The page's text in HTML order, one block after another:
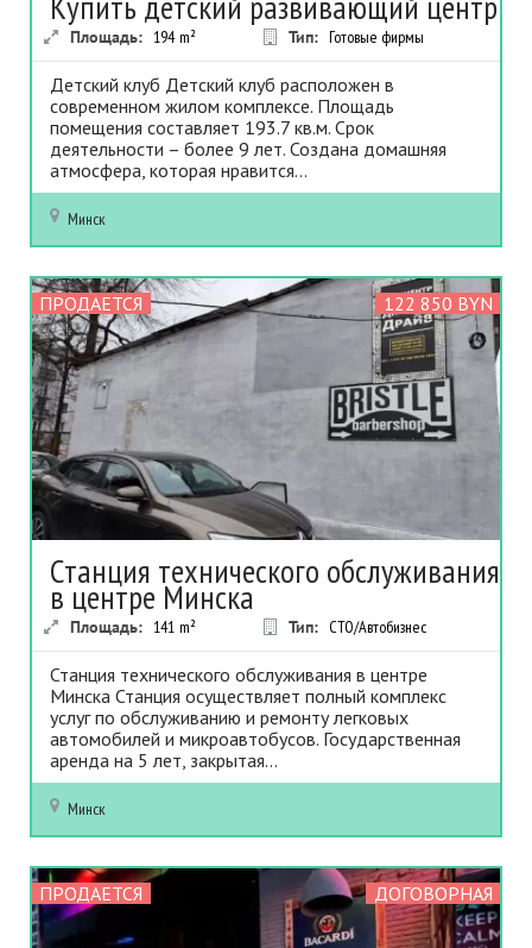
Площадь: 194 m² Тип: Готовые фирмы
Детский клуб Детский клуб расположен в
современном жилом комплексе. Площадь
помещения составляет 193.7 кв.м. Срок
деятельности – более 9 лет. Создана домашняя
атмосфера, которая нравится...
Минск
ПРОДАЕТСЯ 122 850 BYN
Станция технического обслуживания
в центре Минска
Площадь: 141 m² Тип: СТО/Автобизнес
Станция технического обслуживания в центре
Минска Станция осуществляет полный комплекс
услуг по обслуживанию и ремонту легковых
автомобилей и микроавтобусов. Государственная
аренда на 5 лет, закрытая...
Минск
ПРОДАЕТСЯ ДОГОВОРНАЯ